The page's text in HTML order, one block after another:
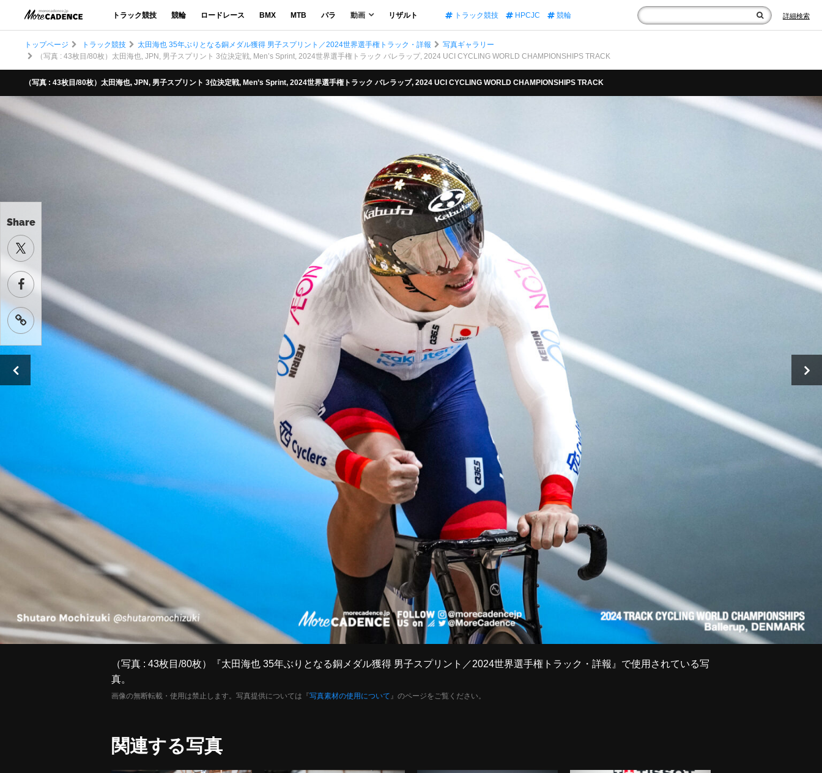
トラック競技 競輪 ロードレース BMX MTB パラ 動画 リザルト トラック競技 HPCJC 競輪 詳細検索
Share
トップページ トラック競技 太田海也 35年ぶりとなる銅メダル獲得 男子スプリント／2024世界選手権トラック・詳報
写真ギャラリー
（写真 : 43枚目/80枚）太田海也, JPN, 男子スプリント 3位決定戦, Men’s Sprint, 2024世界選手権トラック バレラップ, 2024 UCI CYCLING WORLD CHAMPIONSHIPS TRACK
（写真 : 43枚目/80枚）太田海也, JPN, 男子スプリント 3位決定戦, Men’s Sprint, 2024世界選手権トラック バレラップ, 2024 UCI CYCLING WORLD CHAMPIONSHIPS TRACK
（写真 : 43枚目/80枚）『太田海也 35年ぶりとなる銅メダル獲得 男子スプリント／2024世界選手権トラック・詳報』で使用されている写
真。
画像の無断転載・使用は禁止します。写真提供については『写真素材の使用について 』のページをご覧ください。
関連する写真